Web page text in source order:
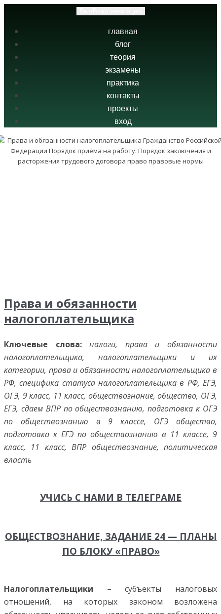
главная
блог
теория
экзамены
практика
контакты
проекты
вход
Права и обязанности
налогоплательщика
Ключевые слова:
налоги, права и обязанности
налогоплательщика, налогоплательщики и их
категории, права и обязанности налогоплательщика в
РФ, специфика статуса налогоплательщика в РФ, ЕГЭ,
ОГЭ, 9 класс, 11 класс, обществознание, общество, ОГЭ,
ЕГЭ, сдаем ВПР по обществознанию, подготовка к ОГЭ
по обществознанию в 9 классе, ОГЭ общество,
подготовка к ЕГЭ по обществознанию в 11 классе, 9
класс, 11 класс, ВПР обществознание, политическая
власть
УЧИСЬ С НАМИ В ТЕЛЕГРАМЕ
ОБЩЕСТВОЗНАНИЕ, ЗАДАНИЕ 24 — ПЛАНЫ
ПО БЛОКУ «ПРАВО»
Налогоплательщики – субъекты налоговых
отношений, на которых законом возложена